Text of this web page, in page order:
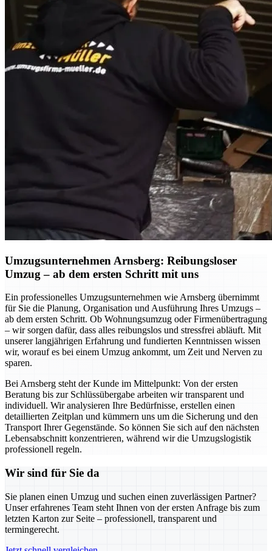
Umzugsunternehmen Arnsberg: Reibungsloser
Umzug – ab dem ersten Schritt mit uns
Ein professionelles Umzugsunternehmen wie Arnsberg übernimmt
für Sie die Planung, Organisation und Ausführung Ihres Umzugs –
ab dem ersten Schritt. Ob Wohnungsumzug oder Firmenübertragung
– wir sorgen dafür, dass alles reibungslos und stressfrei abläuft. Mit
unserer langjährigen Erfahrung und fundierten Kenntnissen wissen
wir, worauf es bei einem Umzug ankommt, um Zeit und Nerven zu
sparen.
Bei Arnsberg steht der Kunde im Mittelpunkt: Von der ersten
Beratung bis zur Schlüssübergabe arbeiten wir transparent und
individuell. Wir analysieren Ihre Bedürfnisse, erstellen einen
detaillierten Zeitplan und kümmern uns um die Sicherung und den
Transport Ihrer Gegenstände. So können Sie sich auf den nächsten
Lebensabschnitt konzentrieren, während wir die Umzugslogistik
professionell regeln.
Wir sind für Sie da
Sie planen einen Umzug und suchen einen zuverlässigen Partner?
Unser erfahrenes Team steht Ihnen von der ersten Anfrage bis zum
letzten Karton zur Seite – professionell, transparent und
termingerecht.